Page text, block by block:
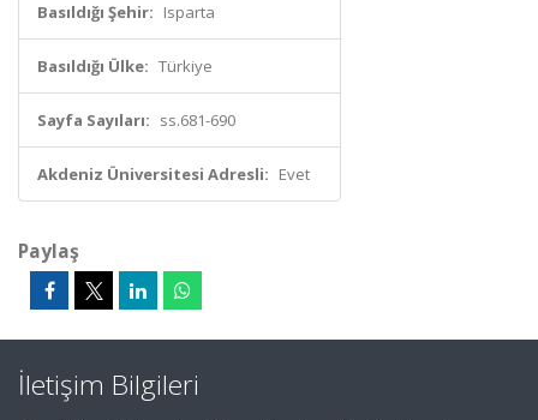
Basıldığı Şehir: Isparta
Basıldığı Ülke: Türkiye
Sayfa Sayıları: ss.681-690
Akdeniz Üniversitesi Adresli: Evet
Paylaş
İletişim Bilgileri